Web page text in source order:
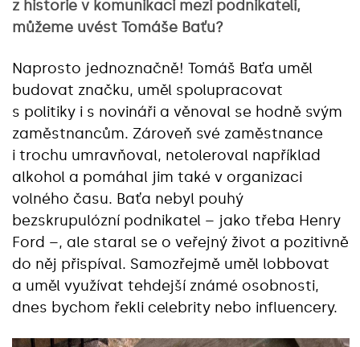
z historie v komunikaci mezi podnikateli,
můžeme uvést Tomáše Baťu?
Naprosto jednoznačně! Tomáš Baťa uměl
budovat značku, uměl spolupracovat
s politiky i s novináři a věnoval se hodně svým
zaměstnancům. Zároveň své zaměstnance
i trochu umravňoval, netoleroval například
alkohol a pomáhal jim také v organizaci
volného času. Baťa nebyl pouhý
bezskrupulózní podnikatel – jako třeba Henry
Ford –, ale staral se o veřejný život a pozitivně
do něj přispíval. Samozřejmě uměl lobbovat
a uměl využívat tehdejší známé osobnosti,
dnes bychom řekli celebrity nebo influencery.